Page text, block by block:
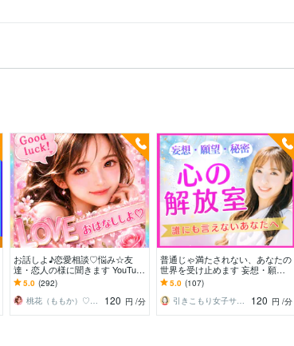
お話しよ♪恋愛相談♡悩み☆友
達・恋人の様に聞きます YouTube
r!悩み相談・復縁・片思い・成就
します様に♪
5.0 (292)
桃花（ももか）♡強運パワー心のオアシス♡
120 円 /分
普通じゃ満たされない、あなたの
世界を受け止めます 妄想・願
望・秘密もそのままで♥誰にも邪
魔されない特別空間
5.0 (107)
引きこもり女子サクラ✨実績1200件超
120 円 /分